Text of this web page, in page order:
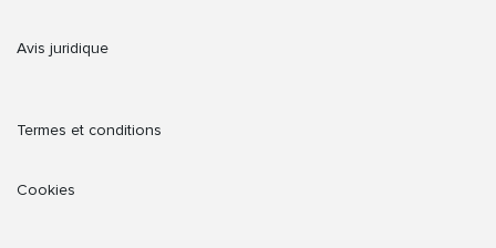
Avis juridique
Termes et conditions
Cookies